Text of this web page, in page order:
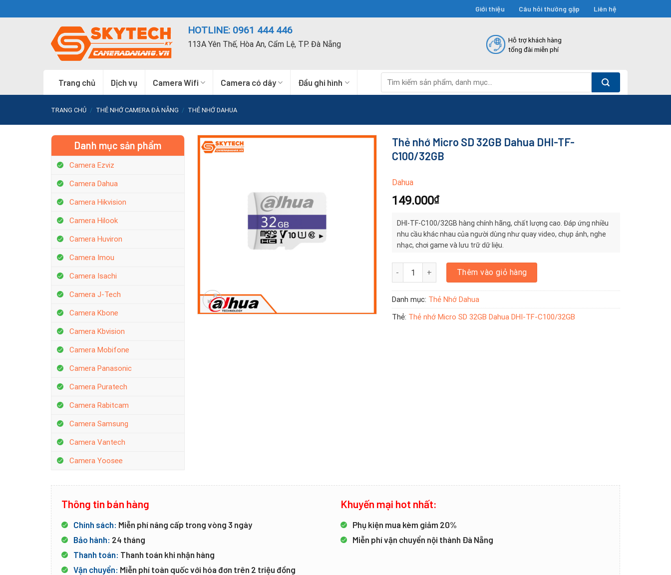
to
Giới thiệu Câu hỏi thường gặp Liên hệ
HOTLINE: 0961 444 446
113A Yên Thế, Hòa An, Cẩm Lệ, TP. Đà Nẵng
Hỗ trợ khách hàng
tổng đài miễn phí
Trang chủ Dịch vụ Camera Wifi Camera có dây Đầu ghi hình
kiếm:
TRANG CHỦ / THẺ NHỚ CAMERA ĐÀ NẴNG / THẺ NHỚ DAHUA
Thẻ nhớ Micro SD 32GB Dahua DHI-TF-
C100/32GB
Dahua
149.000₫
DHI-TF-C100/32GB hàng chính hãng, chất lượng cao. Đáp ứng nhiều
nhu cầu khác nhau của người dùng như quay video, chụp ảnh, nghe
nhạc, chơi game và lưu trữ dữ liệu.
Thẻ nhớ Micro SD 32GB Dahua DHI-TF-C100/32GB số lượng
Thêm vào giỏ hàng
Danh mục: Thẻ Nhớ Dahua
Thẻ: Thẻ nhớ Micro SD 32GB Dahua DHI-TF-C100/32GB
Danh mục sản phẩm
Camera Ezviz
Camera Dahua
Camera Hikvision
Camera Hilook
Camera Huviron
Camera Imou
Camera Isachi
Camera J-Tech
Camera Kbone
Camera Kbvision
Camera Mobifone
Camera Panasonic
Camera Puratech
Camera Rabitcam
Camera Samsung
Camera Vantech
Camera Yoosee
Thông tin bán hàng
Chính sách: Miễn phí nâng cấp trong vòng 3 ngày
Bảo hành: 24 tháng
Thanh toán: Thanh toán khi nhận hàng
Vận chuyển: Miễn phí toàn quốc với hóa đơn trên 2 triệu đồng
Khuyến mại hot nhất:
Phụ kiện mua kèm giảm 20%
Miễn phí vận chuyển nội thành Đà Nẵng